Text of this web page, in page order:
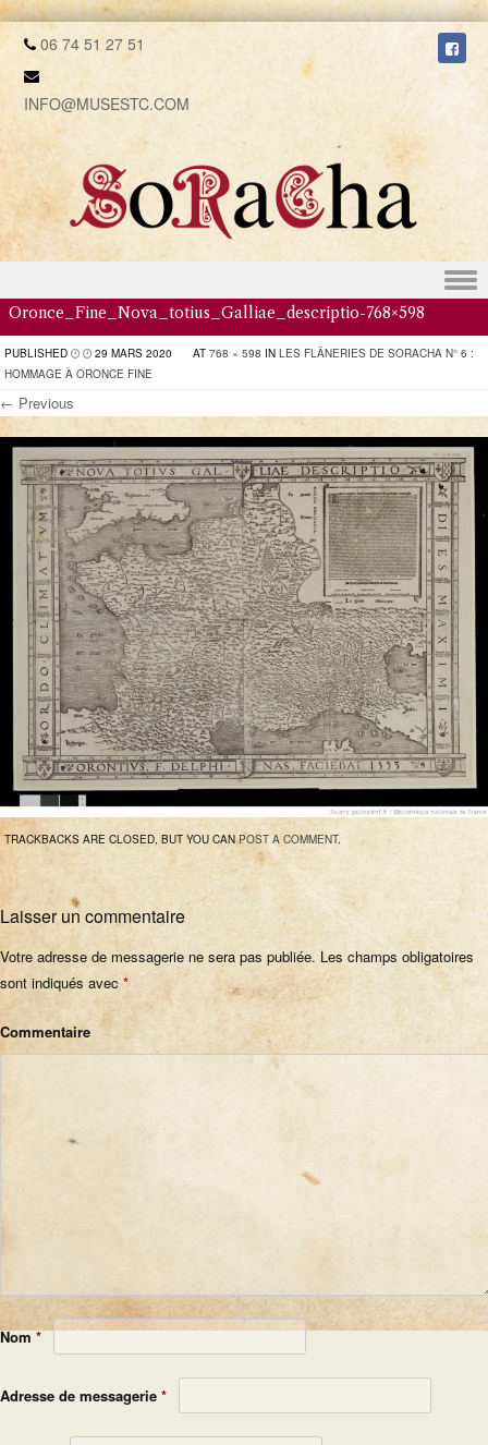
06 74 51 27 51
INFO@MUSESTC.COM
Skip to content
Oronce_Fine_Nova_totius_Galliae_descriptio-768×598
PUBLISHED 29 MARS 2020 AT 768 × 598 IN LES FLÂNERIES DE SORACHA N° 6 :
HOMMAGE À ORONCE FINE
← Previous
TRACKBACKS ARE CLOSED, BUT YOU CANPOST A COMMENT.
Laisser un commentaire
Votre adresse de messagerie ne sera pas publiée. Les champs obligatoires
sont indiqués avec *
Commentaire
Nom*
Adresse de messagerie *